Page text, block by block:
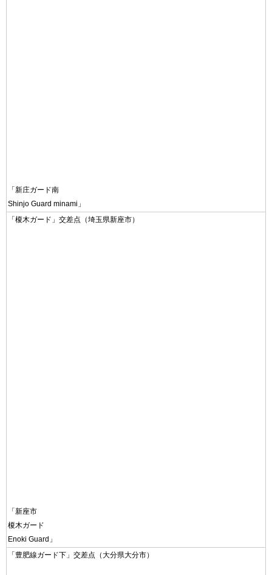
「新庄ガード南
Shinjo Guard minami」
「榎木ガード」交差点（埼玉県新座市）
「新座市
榎木ガード
Enoki Guard」
「豊肥線ガード下」交差点（大分県大分市）